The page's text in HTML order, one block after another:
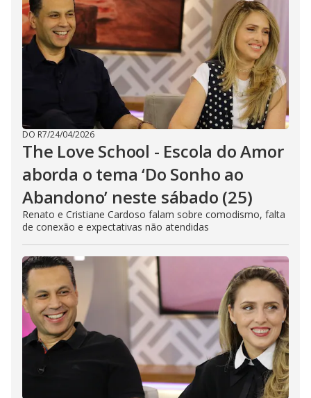
DO R7/24/04/2026
The Love School - Escola do Amor
aborda o tema ‘Do Sonho ao
Abandono’ neste sábado (25)
Renato e Cristiane Cardoso falam sobre comodismo, falta
de conexão e expectativas não atendidas